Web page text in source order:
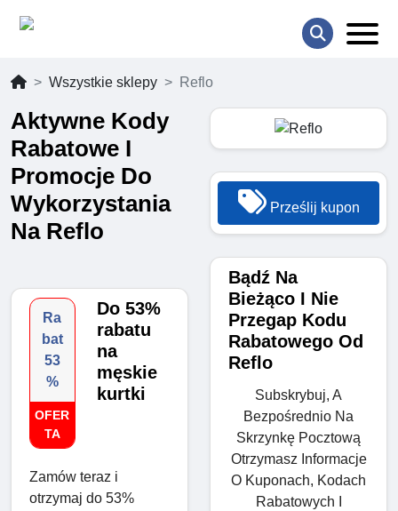
Wszystkie sklepy Reflo
Aktywne Kody
Rabatowe I
Promocje Do
Wykorzystania
Na Reflo
Ra
bat
53
%
OFER
TA
Do 53%
rabatu
na
męskie
kurtki
Zamów teraz i
otrzymaj do 53%
Prześlij kupon
Bądź Na
Bieżąco I Nie
Przegap Kodu
Rabatowego Od
Reflo
Subskrybuj, A
Bezpośrednio Na
Skrzynkę Pocztową
Otrzymasz Informacje
O Kuponach, Kodach
Rabatowych I